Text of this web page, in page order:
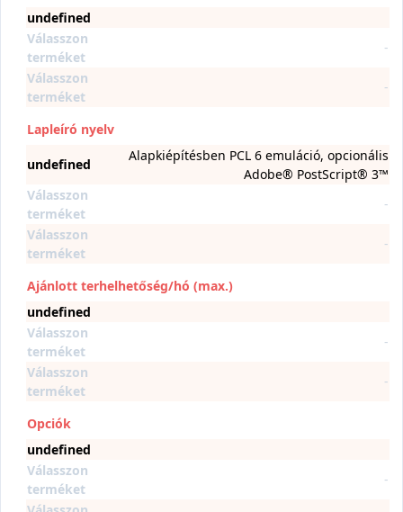
undefined
Válasszon
terméket
-
Válasszon
terméket
-
Lapleíró nyelv
undefined
Alapkiépítésben PCL 6 emuláció, opcionális
Adobe® PostScript® 3™
Válasszon
terméket
-
Válasszon
terméket
-
Ajánlott terhelhetőség/hó (max.)
undefined
Válasszon
terméket
-
Válasszon
terméket
-
Opciók
undefined
Válasszon
terméket
-